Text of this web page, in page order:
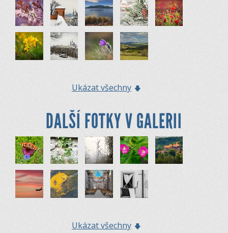
Ukázat všechny
DALŠÍ FOTKY V GALERII
Ukázat všechny